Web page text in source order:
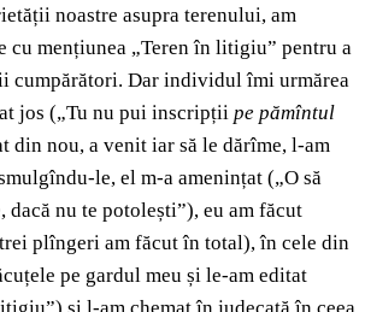
noastre asupra terenului, am
cu mențiunea „Teren în litigiu” pentru a
cumpărători. Dar individul îmi urmărea
jos („Tu nu pui inscripții pe pămîntul
din nou, a venit iar să le dărîme, l-am
le, el m-a amenințat („O să
nu te potolești”), eu am făcut
plîngeri am făcut în total), în cele din
pe gardul meu și le-am editat